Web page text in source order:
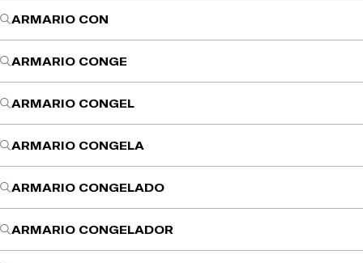
ARMARIO CON
ARMARIO CONGE
ARMARIO CONGEL
ARMARIO CONGELA
ARMARIO CONGELADO
ARMARIO CONGELADOR